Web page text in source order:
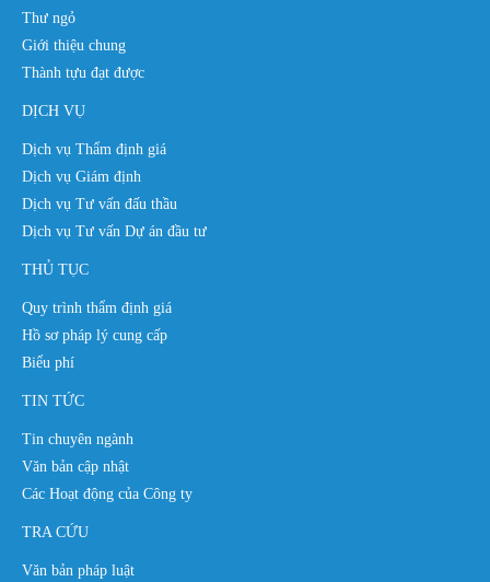
Thư ngỏ
Giới thiệu chung
Thành tựu đạt được
DỊCH VỤ
Dịch vụ Thẩm định giá
Dịch vụ Giám định
Dịch vụ Tư vấn đấu thầu
Dịch vụ Tư vấn Dự án đầu tư
THỦ TỤC
Quy trình thẩm định giá
Hồ sơ pháp lý cung cấp
Biểu phí
TIN TỨC
Tin chuyên ngành
Văn bản cập nhật
Các Hoạt động của Công ty
TRA CỨU
Văn bản pháp luật